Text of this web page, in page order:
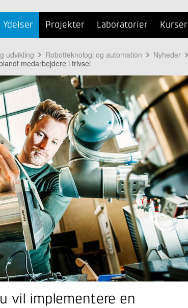
Ydelser Projekter Laboratorier Kurser
udvikling Robotteknologi og automation
Nyheder
medarbejdere i trivsel
vil implementere en